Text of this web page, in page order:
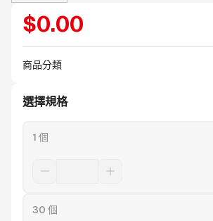
$0.00
商品分類
選擇規格
1 個
30 個